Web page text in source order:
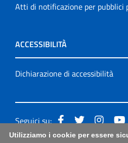
Atti di notificazione per pubblici
ACCESSIBILITÀ
Dichiarazione di accessibilità
Seguici su:
Utilizziamo i cookie per essere